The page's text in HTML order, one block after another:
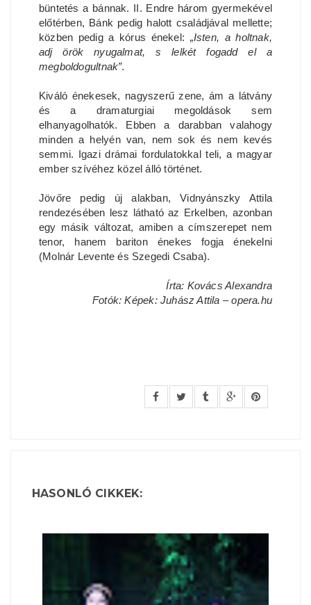
büntetés a bánnak. II. Endre három gyermekével
előtérben, Bánk pedig halott családjával mellette;
közben pedig a kórus énekel: „Isten, a holtnak,
adj örök nyugalmat, s lelkét fogadd el a
megboldogultnak”.
Kiváló énekesek, nagyszerű zene, ám a látvány
és a dramaturgiai megoldások sem
elhanyagolhatók. Ebben a darabban valahogy
minden a helyén van, nem sok és nem kevés
semmi. Igazi drámai fordulatokkal teli, a magyar
ember szívéhez közel álló történet.
Jövőre pedig új alakban, Vidnyánszky Attila
rendezésében lesz látható az Erkelben, azonban
egy másik változat, amiben a címszerepet nem
tenor, hanem bariton énekes fogja énekelni
(Molnár Levente és Szegedi Csaba).
Írta: Kovács Alexandra
Fotók: Képek: Juhász Attila – opera.hu
HASONLÓ CIKKEK: